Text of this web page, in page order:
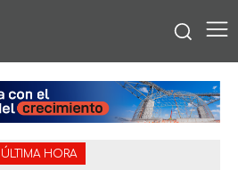
ÚLTIMA HORA